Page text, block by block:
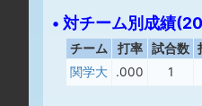
• 対チーム別成績
チーム 打率 試合数
関学大
.000 1